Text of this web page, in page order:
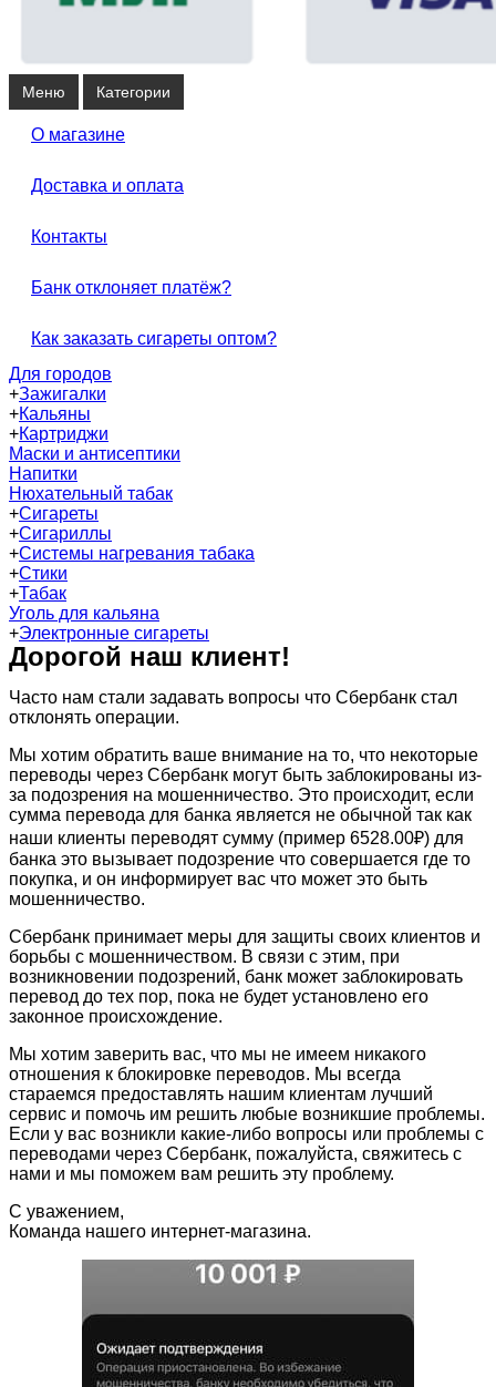
Меню Категории
О магазине
Доставка и оплата
Контакты
Банк отклоняет платёж?
Как заказать сигареты оптом?
Для городов
+Зажигалки
+Кальяны
+Картриджи
Маски и антисептики
Напитки
Нюхательный табак
+Сигареты
+Сигариллы
+Системы нагревания табака
+Стики
+Табак
Уголь для кальяна
+Электронные сигареты
Дорогой наш клиент!
Часто нам стали задавать вопросы что Сбербанк стал
отклонять операции.
Мы хотим обратить ваше внимание на то, что некоторые
переводы через Сбербанк могут быть заблокированы из-
за подозрения на мошенничество. Это происходит, если
сумма перевода для банка является не обычной так как
наши клиенты переводят сумму (пример 6528.00₽) для
банка это вызывает подозрение что совершается где то
покупка, и он информирует вас что может это быть
мошенничество.
Сбербанк принимает меры для защиты своих клиентов и
борьбы с мошенничеством. В связи с этим, при
возникновении подозрений, банк может заблокировать
перевод до тех пор, пока не будет установлено его
законное происхождение.
Мы хотим заверить вас, что мы не имеем никакого
отношения к блокировке переводов. Мы всегда
стараемся предоставлять нашим клиентам лучший
сервис и помочь им решить любые возникшие проблемы.
Если у вас возникли какие-либо вопросы или проблемы с
переводами через Сбербанк, пожалуйста, свяжитесь с
нами и мы поможем вам решить эту проблему.
С уважением,
Команда нашего интернет-магазина.